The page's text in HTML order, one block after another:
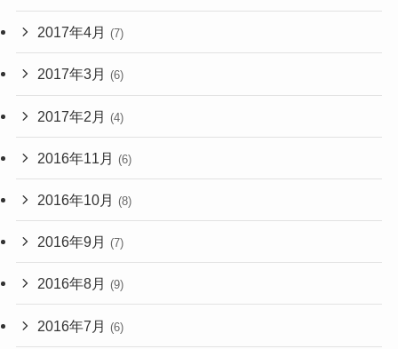
2017年4月 (7)
2017年3月 (6)
2017年2月 (4)
2016年11月 (6)
2016年10月 (8)
2016年9月 (7)
2016年8月 (9)
2016年7月 (6)